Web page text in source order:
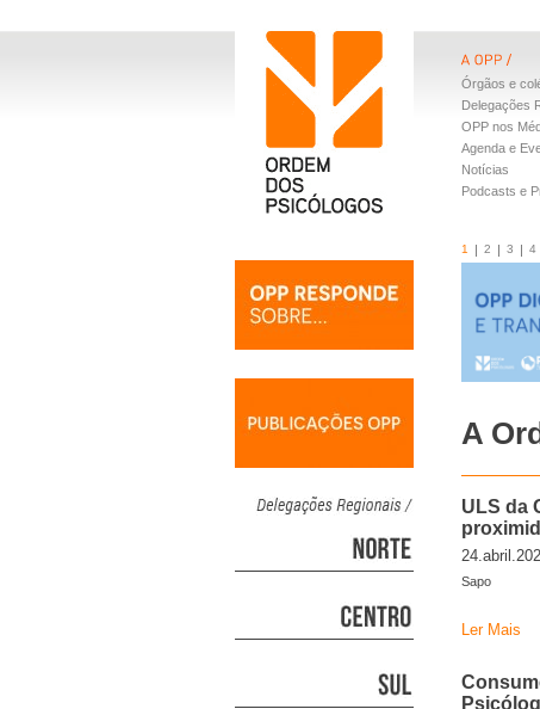
Órgãos e
Delegações
OPP nos
Agenda e
Notícias
Podcasts e
1 2 3 4
A
ULS da
Sapo
Ler Mais